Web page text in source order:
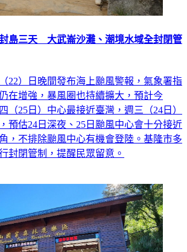
島三天 大武崙沙灘、潮境水域全封閉管
22）日晚間發布海上颱風警報，氣象署指
在增強，暴風圈也持續擴大，預計今
（25日）中心最接近臺灣，週三（24日）
預估24日深夜、25日颱風中心會十分接近
，不排除颱風中心有機會登陸。基隆市多
封閉管制，提醒民眾留意。